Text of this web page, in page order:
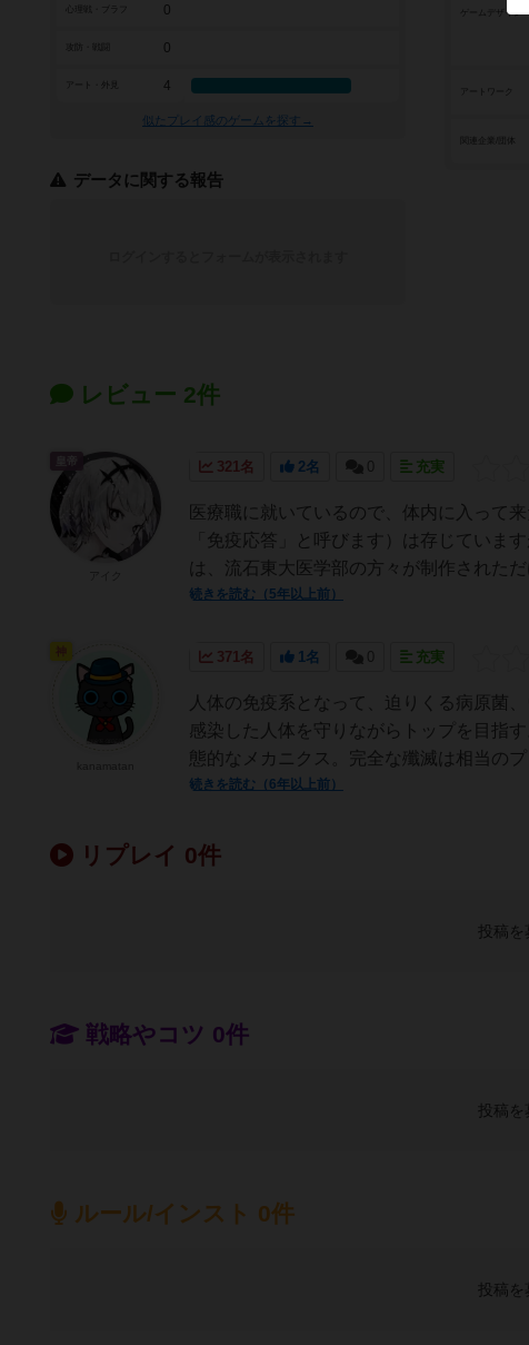
ゲームデザイン
アートワーク
0
0
アート・外見 4
似たプレイ感のゲームを探す→
データに関する報告
レビュー 2件
321名 2名 0 充実
医療職に就いているので、体内に入って
「免疫応答」と呼びます）は存じていま
は、流石東大医学部の方々が制作された
続きを読む（5年以上前）
皇帝
371名 1名 0 充実
人体の免疫系となって、迫りくる病原菌
感染した人体を守りながらトップを目指
態的なメカニクス。完全な殲滅は相当の
続きを読む（6年以上前）
リプレイ 0件
投稿を
戦略やコツ 0件
投稿を
ルール/インスト 0件
投稿を